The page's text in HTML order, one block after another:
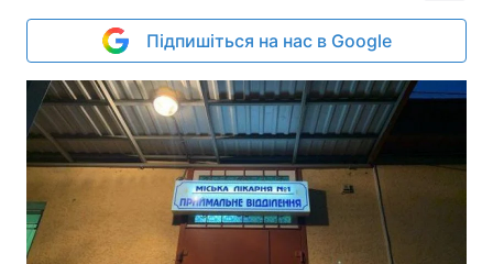
Підпишіться на нас в Google